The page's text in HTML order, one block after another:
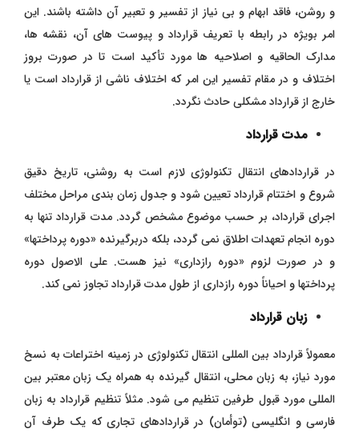
و روشن، فاقد ابهام و بی نیاز از تفسیر و تعبیر آن داشته باشند. این
امر بویژه در رابطه با تعریف قرارداد و پیوست های آن، نقشه ها،
مدارک الحاقیه و اصلاحیه ها مورد تأکید است تا در صورت بروز
اختلاف و در مقام تفسیر این امر که اختلاف ناشی از قرارداد است یا
خارج از قرارداد مشکلی حادث نگردد.
مدت قرارداد
در قراردادهای انتقال تکنولوژی لازم است به روشنی، تاریخ دقیق
شروع و اختتام قرارداد تعیین شود و جدول زمان بندی مراحل مختلف
اجرای قرارداد، بر حسب موضوع مشخص گردد. مدت قرارداد تنها به
دوره انجام تعهدات اطلاق نمی گردد، بلکه دربرگیرنده «دوره پرداختها»
و در صورت لزوم «دوره رازداری» نیز هست. علی الاصول دوره
پرداختها و احیاناً دوره رازداری از طول مدت قرارداد تجاوز نمی کند.
زبان قرارداد
معمولاً قرارداد بین المللی انتقال تکنولوژی در زمینه اختراعات به نسخ
مورد نیاز، به زبان محلی، انتقال گیرنده به همراه یک زبان معتبر بین
المللی مورد قبول طرفین تنظیم می شود. مثلاً تنظیم قرارداد به زبان
فارسی و انگلیسی (توأمان) در قراردادهای تجاری که یک طرف آن